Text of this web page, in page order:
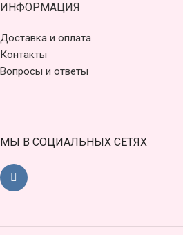
ИНФОРМАЦИЯ
Доставка и оплата
Контакты
Вопросы и ответы
МЫ В СОЦИАЛЬНЫХ СЕТЯХ